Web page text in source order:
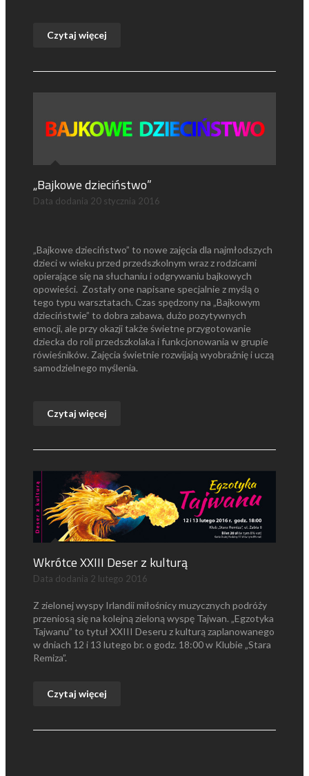
Czytaj więcej
„Bajkowe dzieciństwo”
Data dodania 20 stycznia 2016
„Bajkowe dzieciństwo” to nowe zajęcia dla najmłodszych
dzieci w wieku przed przedszkolnym wraz z rodzicami
opierające się na słuchaniu i odgrywaniu bajkowych
opowieści. Zostały one napisane specjalnie z myślą o
tego typu warsztatach. Czas spędzony na „Bajkowym
dzieciństwie” to dobra zabawa, dużo pozytywnych
emocji, ale przy okazji także świetne przygotowanie
dziecka do roli przedszkolaka i funkcjonowania w grupie
rówieśników. Zajęcia świetnie rozwijają wyobraźnię i uczą
samodzielnego myślenia.
Czytaj więcej
Wkrótce XXIII Deser z kulturą
Data dodania 2 lutego 2016
Z zielonej wyspy Irlandii miłośnicy muzycznych podróży
przeniosą się na kolejną zieloną wyspę Tajwan. „Egzotyka
Tajwanu” to tytuł XXIII Deseru z kulturą zaplanowanego
w dniach 12 i 13 lutego br. o godz. 18:00 w Klubie „Stara
Remiza”.
Czytaj więcej